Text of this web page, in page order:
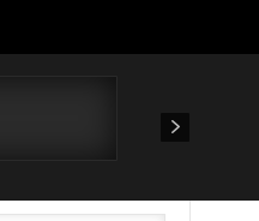
19 червня